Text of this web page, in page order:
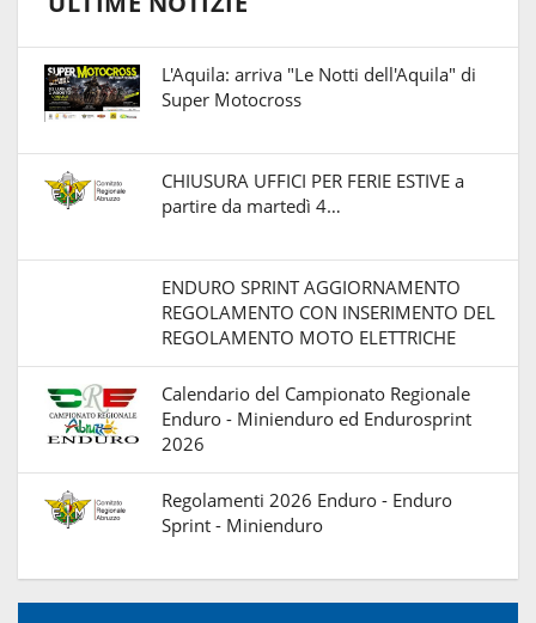
L'Aquila: arriva "Le Notti dell'Aquila" di
Super Motocross
CHIUSURA UFFICI PER FERIE ESTIVE a
partire da martedì 4…
ENDURO SPRINT AGGIORNAMENTO
REGOLAMENTO CON INSERIMENTO DEL
REGOLAMENTO MOTO ELETTRICHE
Calendario del Campionato Regionale
Enduro - Minienduro ed Endurosprint
2026
Regolamenti 2026 Enduro - Enduro
Sprint - Minienduro